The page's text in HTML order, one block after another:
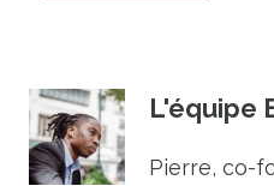
L'équipe
Pierre, co-